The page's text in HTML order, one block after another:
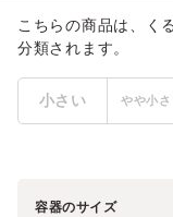
こちらの商品は、く
分類されます。
小さい やや小
容器のサイズ